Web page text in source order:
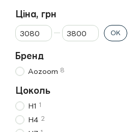
Ціна, грн
Від Ціна, грн
До Ціна, грн
ОК
Бренд
Aozoom 8
Цоколь
H1 1
H4 2